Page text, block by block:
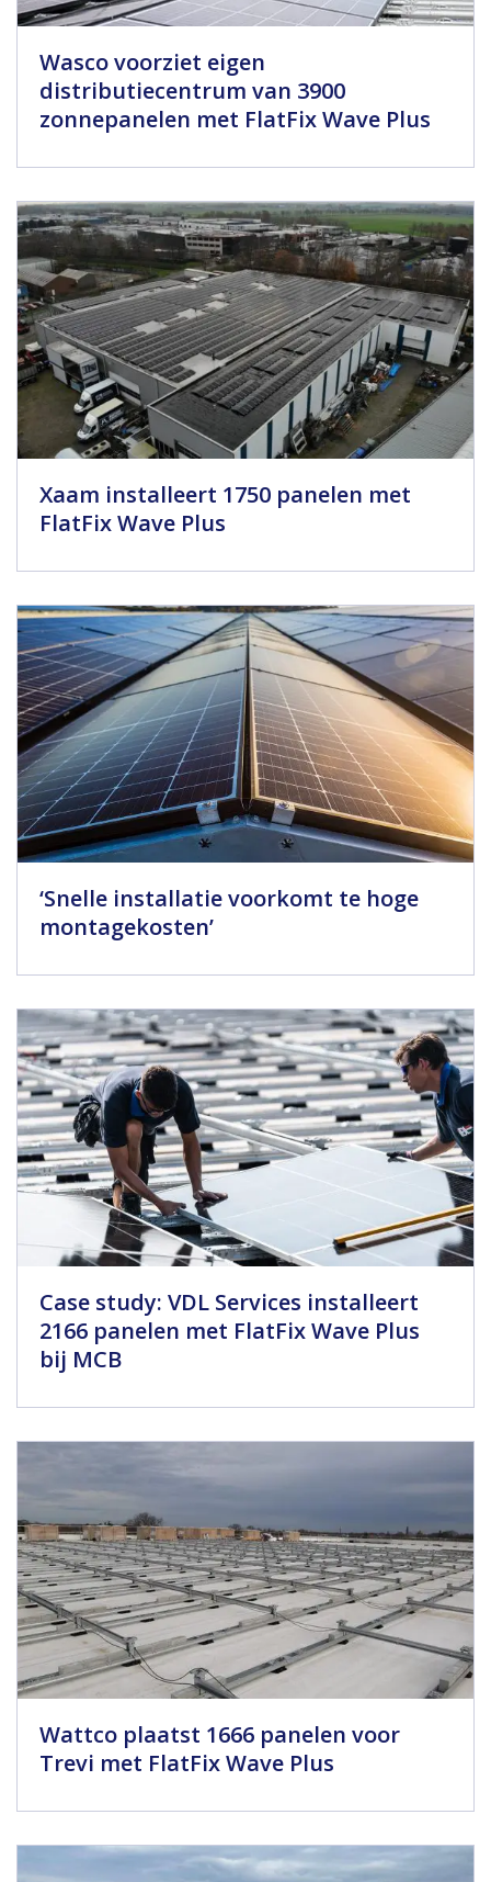
Wasco voorziet eigen
distributiecentrum van 3900
zonnepanelen met FlatFix Wave Plus
Xaam installeert 1750 panelen met
FlatFix Wave Plus
‘Snelle installatie voorkomt te hoge
montagekosten’
Case study: VDL Services installeert
2166 panelen met FlatFix Wave Plus
bij MCB
Wattco plaatst 1666 panelen voor
Trevi met FlatFix Wave Plus